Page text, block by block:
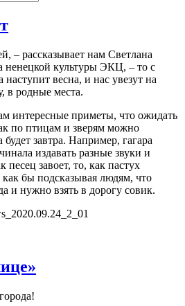
– рассказывает нам Светлана
ненецкой культуры ЭКЦ, – то с
весна, и нас увезут на
в родные места.
интересные приметы, что ожидать
по птицам и зверям можно
будет завтра. Например, гагара
издавать разные звуки и
завоет, то, как пастух
как бы подсказывая людям, что
и нужно взять в дорогу совик.